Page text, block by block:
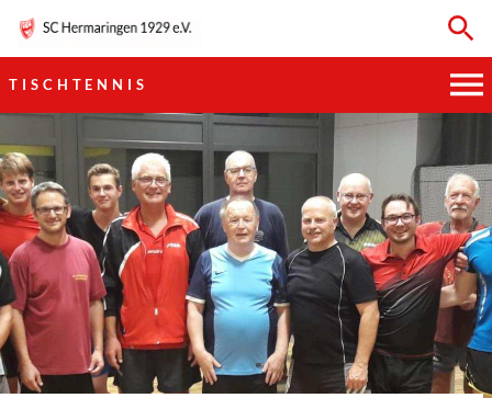
TISCHTENNIS
HAUPTVEREIN
SPORTKEGELN
FUSSBALL
GYMNASTIK
TISCHTENNIS